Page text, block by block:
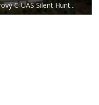
C-UAS Silent Hunt...